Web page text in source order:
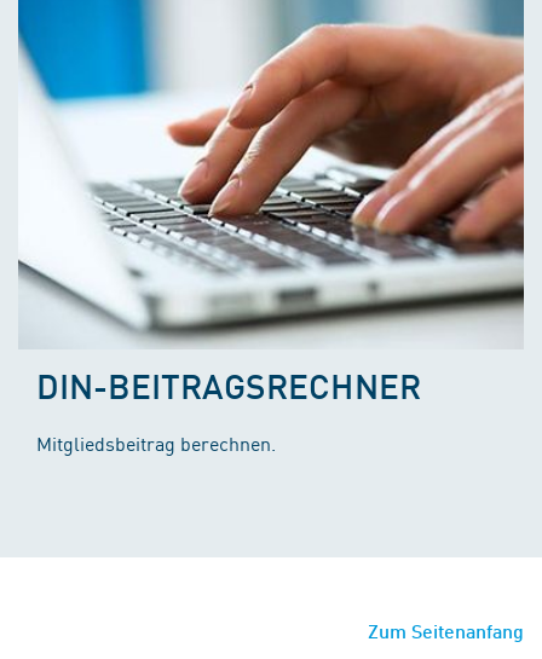
DIN-BEITRAGSRECHNER
Mitgliedsbeitrag berechnen.
Zum Seitenanfang